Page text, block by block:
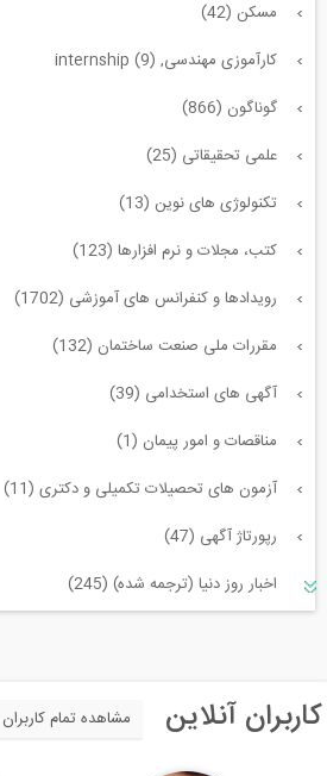
مسکن (42)
کارآموزی مهندسی, internship (9)
گوناگون (866)
علمی تحقیقاتی (25)
تکنولوژی های نوین (13)
کتب، مجلات و نرم افزارها (123)
رویدادها و کنفرانس های آموزشی (1702)
مقررات ملی صنعت ساختمان (132)
آگهی های استخدامی (39)
مناقصات و امور پیمان (1)
آزمون های تحصیلات تکمیلی و دکتری (11)
رپورتاژ آگهی (47)
اخبار روز دنیا (ترجمه شده) (245)
معماری (544)
کاربران آنلاین مشاهده تمام کاربران